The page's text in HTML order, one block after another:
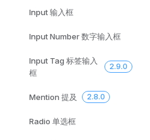
Input 输入框
Input Number 数字输入框
Input Tag 标签输入
框
2.9.0
Mention 提及 2.8.0
Radio 单选框
日期和时间范围